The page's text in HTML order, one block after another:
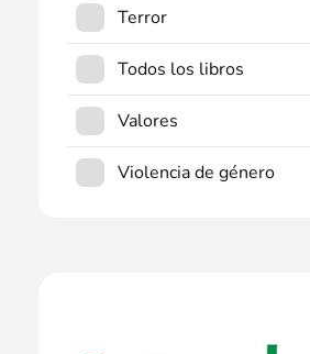
Terror
Todos los libros
Valores
Violencia de género